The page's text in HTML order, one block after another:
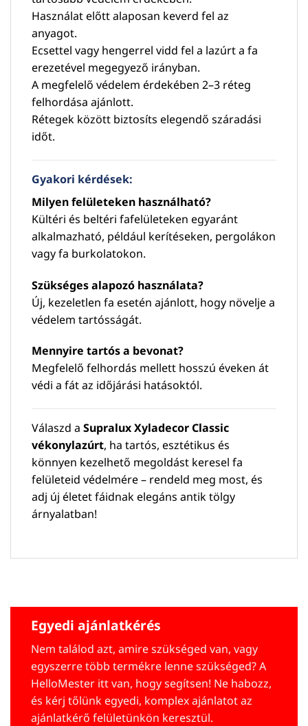
Használat előtt alaposan keverd fel az
anyagot.
Ecsettel vagy hengerrel vidd fel a lazúrt a fa
erezetével megegyező irányban.
A megfelelő védelem érdekében 2–3 réteg
felhordása ajánlott.
Rétegek között biztosíts elegendő száradási
időt.
Gyakori kérdések:
Milyen felületeken használható?
Kültéri és beltéri fafelületeken egyaránt
alkalmazható, például kerítéseken, pergolákon
vagy fa burkolatokon.
Szükséges alapozó használata?
Új, kezeletlen fa esetén ajánlott, hogy növelje a
védelem tartósságát.
Mennyire tartós a bevonat?
Megfelelő felhordás mellett hosszú éveken át
védi a fát az időjárási hatásoktól.
Válaszd a Supralux Xyladecor Classic
vékonylazúrt, ha tartós, esztétikus és
könnyen kezelhető megoldást keresel fa
felületeid védelmére – rendeld meg most, és
adj új életet fáidnak elegáns antik tölgy
árnyalatban!
Egyedi ajánlatkérés
Nem találod azt, amire szükséged van, vagy
egyszerre több termékre lenne szükséged? A
HelloMester itt van, hogy segítsen! Ne habozz,
és kérj tőlünk egyedi, komplex ajánlatot az
ajánlatkérő felületünkön keresztül.